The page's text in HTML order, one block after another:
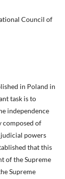
Council of
in Poland in
task is to
independence
composed of
powers
that this
of the Supreme
Supreme